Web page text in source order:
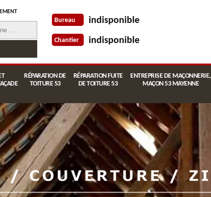
Bureau indisponible
Chantier indisponible
RÉPARATION DE
TOITURE 53
RÉPARATION FUITE
DE TOITURE 53
ENTREPRISE DE MAÇONNERIE,
MAÇON 53 MAYENNE